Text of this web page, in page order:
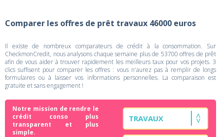
Comparer les offres de prêt travaux 46000 euros
Il existe de nombreux comparateurs de crédit à la consommation. Sur
CheckmonCredit, nous analysons chaque semaine plus de 53700 offres de prêt
afin de vous aider à trouver rapidement les meilleurs taux pour vos projets. 3
clics suffisent pour comparer les offres : vous n'aurez pas à remplir de longs
formulaires ou à laisser vos informations personnelles. La comparaison est
gratuite et sans engagement !
Notre mission de rendre le
crédit conso plus
transparent et plus
simple.